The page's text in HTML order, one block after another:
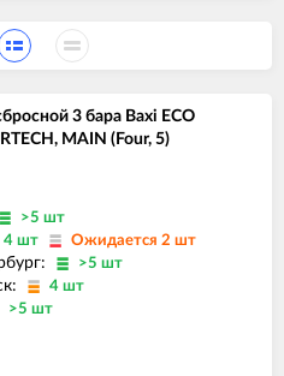
3 бара Baxi ECO
MAIN (Four, 5)
>5 шт
4 шт Ожидается 2 шт
>5 шт
4 шт
>5 шт